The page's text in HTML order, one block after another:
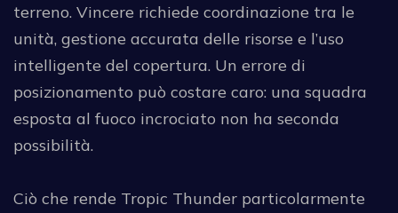
terreno. Vincere richiede coordinazione tra le
unità, gestione accurata delle risorse e l’uso
intelligente del copertura. Un errore di
posizionamento può costare caro: una squadra
esposta al fuoco incrociato non ha seconda
possibilità.
Ciò che rende Tropic Thunder particolarmente